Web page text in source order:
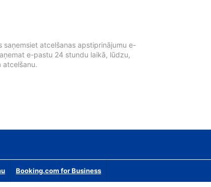
atcelšanas apstiprinājumu e-
e-pastu 24 stundu laikā, lūdzu,
atcelšanu.
Booking.com for Business